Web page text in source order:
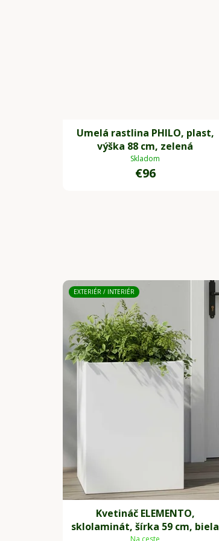
Umelá rastlina PHILO, plast,
výška 88 cm, zelená
Skladom
€96
EXTERIÉR / INTERIÉR
Kvetináč ELEMENTO,
sklolaminát, šírka 59 cm, biela